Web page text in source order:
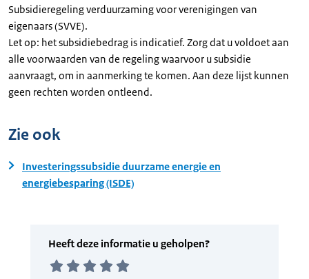
Subsidieregeling verduurzaming voor verenigingen van
eigenaars (SVVE).
Let op: het subsidiebedrag is indicatief. Zorg dat u voldoet aan
alle voorwaarden van de regeling waarvoor u subsidie
aanvraagt, om in aanmerking te komen. Aan deze lijst kunnen
geen rechten worden ontleend.
Zie ook
Investeringssubsidie duurzame energie en
energiebesparing (ISDE)